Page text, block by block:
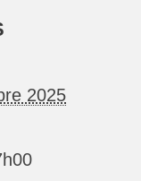
2025